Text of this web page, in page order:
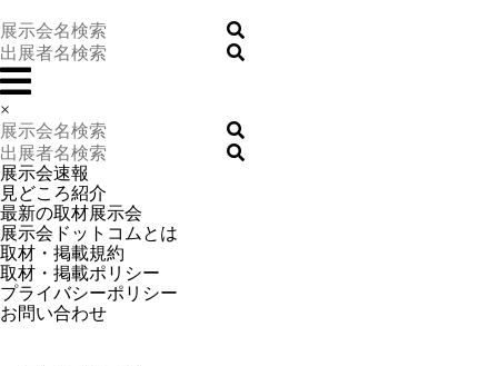
×
展示会速報
見どころ紹介
最新の取材展示会
展示会ドットコムとは
取材・掲載規約
取材・掲載ポリシー
プライバシーポリシー
お問い合わせ